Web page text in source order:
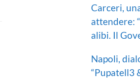
Carceri,
attendere:
alibi. Il
Napoli,
“Pupatell3